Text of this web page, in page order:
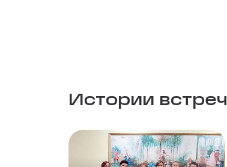
Истории встреч